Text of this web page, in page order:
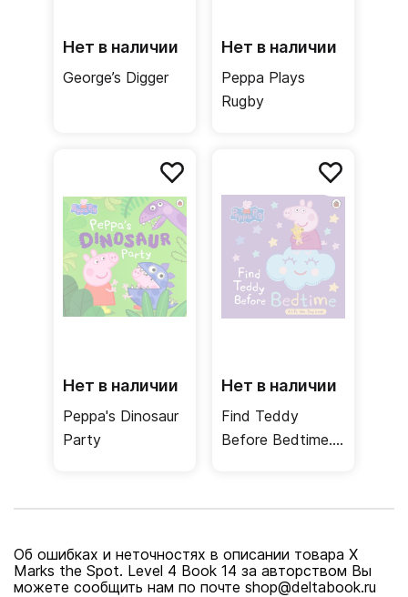
Нет в наличии
George’s Digger
Нет в наличии
Peppa Plays
Rugby
Нет в наличии
Peppa's Dinosaur
Party
Нет в наличии
Find Teddy
Before Bedtime.
Об ошибках и неточностях в описании товара X
Marks the Spot. Level 4 Book 14 за авторством Вы
можете сообщить нам по почте shop@deltabook.ru